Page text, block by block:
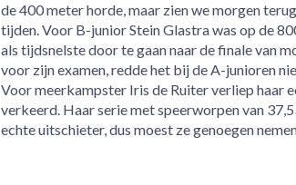
de 400 meter horde, maar zien we morgen
tijden. Voor B-junior Stein Glastra was op de
als tijdsnelste door te gaan naar de finale van
voor zijn examen, redde het bij de A-junioren
Voor meerkampster Iris de Ruiter verliep haar
verkeerd. Haar serie met speerworpen van
echte uitschieter, dus moest ze genoegen